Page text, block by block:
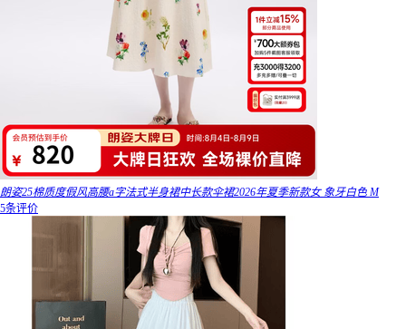
朗姿25棉质度假风高腰a字法式半身裙中长款伞裙2026年夏季新款女 象牙白色 M
5条评价